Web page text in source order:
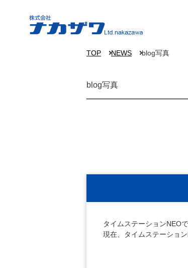
TOP NEWS blog写真
blog写真
タイムステーションNEO
現在、タイムステーショ